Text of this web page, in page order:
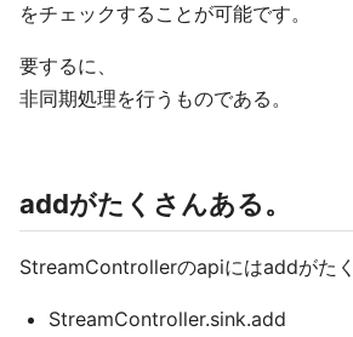
をチェックすることが可能です。
要するに、
非同期処理を行うものである。
addがたくさんある。
StreamControllerのapiにはaddがたく
StreamController.sink.add